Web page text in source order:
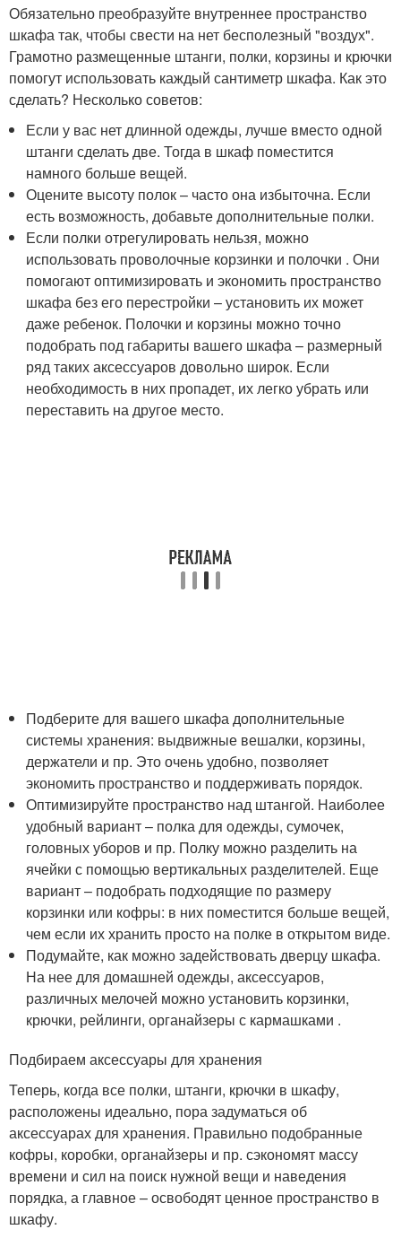
Обязательно преобразуйте внутреннее пространство
шкафа так, чтобы свести на нет бесполезный "воздух".
Грамотно размещенные штанги, полки, корзины и крючки
помогут использовать каждый сантиметр шкафа. Как это
сделать? Несколько советов:
Если у вас нет длинной одежды, лучше вместо одной
штанги сделать две. Тогда в шкаф поместится
намного больше вещей.
Оцените высоту полок – часто она избыточна. Если
есть возможность, добавьте дополнительные полки.
Если полки отрегулировать нельзя, можно
использовать проволочные корзинки и полочки . Они
помогают оптимизировать и экономить пространство
шкафа без его перестройки – установить их может
даже ребенок. Полочки и корзины можно точно
подобрать под габариты вашего шкафа – размерный
ряд таких аксессуаров довольно широк. Если
необходимость в них пропадет, их легко убрать или
переставить на другое место.
Подберите для вашего шкафа дополнительные
системы хранения: выдвижные вешалки, корзины,
держатели и пр. Это очень удобно, позволяет
экономить пространство и поддерживать порядок.
Оптимизируйте пространство над штангой. Наиболее
удобный вариант – полка для одежды, сумочек,
головных уборов и пр. Полку можно разделить на
ячейки с помощью вертикальных разделителей. Еще
вариант – подобрать подходящие по размеру
корзинки или кофры: в них поместится больше вещей,
чем если их хранить просто на полке в открытом виде.
Подумайте, как можно задействовать дверцу шкафа.
На нее для домашней одежды, аксессуаров,
различных мелочей можно установить корзинки,
крючки, рейлинги, органайзеры с кармашками .
Подбираем аксессуары для хранения
Теперь, когда все полки, штанги, крючки в шкафу,
расположены идеально, пора задуматься об
аксессуарах для хранения. Правильно подобранные
кофры, коробки, органайзеры и пр. сэкономят массу
времени и сил на поиск нужной вещи и наведения
порядка, а главное – освободят ценное пространство в
шкафу.